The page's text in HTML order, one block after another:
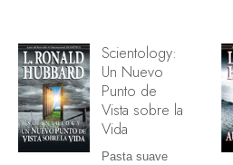
Scientology:
Un Nuevo
Punto de
Vista sobre la
Vida
Pasta suave